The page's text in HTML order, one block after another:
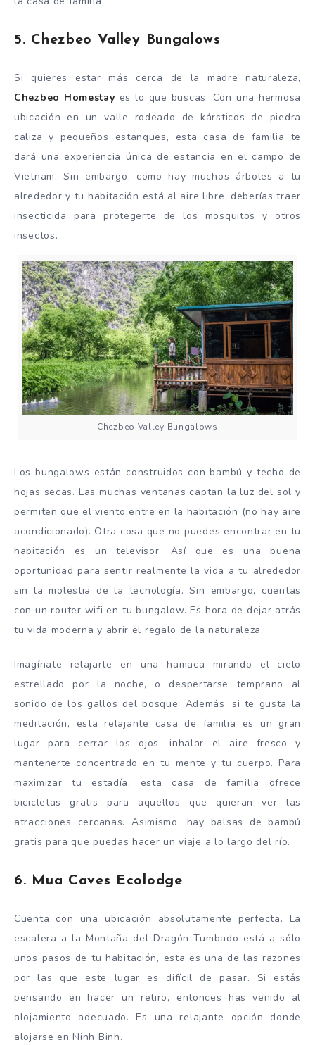
5. Chezbeo Valley Bungalows
Si quieres estar más cerca de la madre naturaleza,
Chezbeo Homestay es lo que buscas. Con una hermosa
ubicación en un valle rodeado de kársticos de piedra
caliza y pequeños estanques, esta casa de familia te
dará una experiencia única de estancia en el campo de
Vietnam. Sin embargo, como hay muchos árboles a tu
alrededor y tu habitación está al aire libre, deberías traer
insecticida para protegerte de los mosquitos y otros
insectos.
Chezbeo Valley Bungalows
Los bungalows están construidos con bambú y techo de
hojas secas. Las muchas ventanas captan la luz del sol y
permiten que el viento entre en la habitación (no hay aire
acondicionado). Otra cosa que no puedes encontrar en tu
habitación es un televisor. Así que es una buena
oportunidad para sentir realmente la vida a tu alrededor
sin la molestia de la tecnología. Sin embargo, cuentas
con un router wifi en tu bungalow. Es hora de dejar atrás
tu vida moderna y abrir el regalo de la naturaleza.
Imagínate relajarte en una hamaca mirando el cielo
estrellado por la noche, o despertarse temprano al
sonido de los gallos del bosque. Además, si te gusta la
meditación, esta relajante casa de familia es un gran
lugar para cerrar los ojos, inhalar el aire fresco y
mantenerte concentrado en tu mente y tu cuerpo. Para
maximizar tu estadía, esta casa de familia ofrece
bicicletas gratis para aquellos que quieran ver las
atracciones cercanas. Asimismo, hay balsas de bambú
gratis para que puedas hacer un viaje a lo largo del río.
6. Mua Caves Ecolodge
Cuenta con una ubicación absolutamente perfecta. La
escalera a la Montaña del Dragón Tumbado está a sólo
unos pasos de tu habitación, esta es una de las razones
por las que este lugar es difícil de pasar. Si estás
pensando en hacer un retiro, entonces has venido al
alojamiento adecuado. Es una relajante opción donde
alojarse en Ninh Binh.